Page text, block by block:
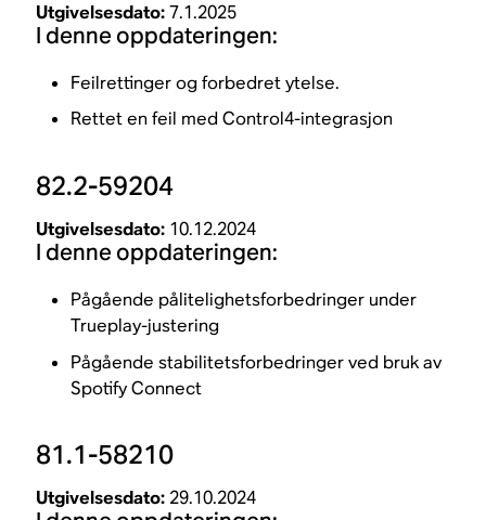
Utgivelsesdato:7.1.2025
I denne oppdateringen:
Feilrettinger og forbedret ytelse.
Rettet en feil med Control4-integrasjon
82.2-59204
Utgivelsesdato: 10.12.2024
I denne oppdateringen:
Pågående pålitelighetsforbedringer under
Trueplay-justering
Pågående stabilitetsforbedringer ved bruk av
Spotify Connect
81.1-58210
Utgivelsesdato: 29.10.2024